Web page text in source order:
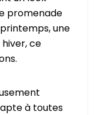
promenade
une
ce
à toutes